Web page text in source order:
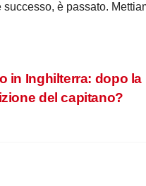
successo, è passato.
in Inghilterra: dopo la
del capitano?